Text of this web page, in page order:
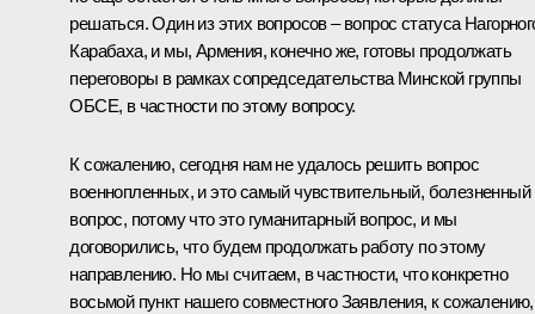
решаться. Один из этих вопросов – вопрос статуса
Карабаха, и мы, Армения, конечно же, готовы продолжать
переговоры в рамках сопредседательства Минской группы
ОБСЕ, в частности по этому вопросу.
К сожалению, сегодня нам не удалось решить вопрос
военнопленных, и это самый чувствительный, болезненный
вопрос, потому что это гуманитарный вопрос, и мы
договорились, что будем продолжать работу по этому
направлению. Но мы считаем, в частности, что конкретно
восьмой пункт нашего совместного Заявления, к сожалению,